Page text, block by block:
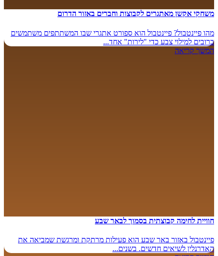
משחקי אקשן מאתגרים לקבוצות וחברים באזור הדרום
מהו פיינטבול? פיינטבול הוא ספורט אתגרי שבו המשתתפים משתמשים
ברובים למילוי צבע כדי "לירות" אחד...
המשך קריאה
חוויית לחימה קבוצתית בסמוך לבאר שבע
פיינטבול באזור באר שבע הוא פעילות מרתקת ומרגשת שמביאה את
האדרנלין לשיאים חדשים. בשנים...